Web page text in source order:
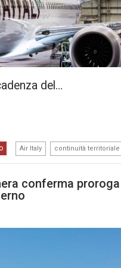
del…
Air Italy continuità territoriale
conferma